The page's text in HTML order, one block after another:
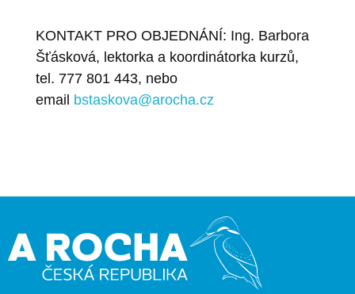
KONTAKT PRO OBJEDNÁNÍ: Ing. Barbora
Šťásková, lektorka a koordinátorka kurzů,
tel. 777 801 443, nebo
email bstaskova@arocha.cz